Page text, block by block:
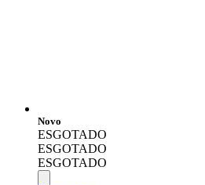
Novo
ESGOTADO
ESGOTADO
ESGOTADO